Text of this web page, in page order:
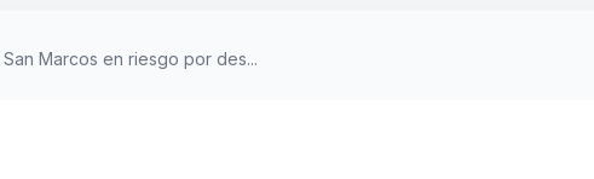
Marcos en riesgo por des...